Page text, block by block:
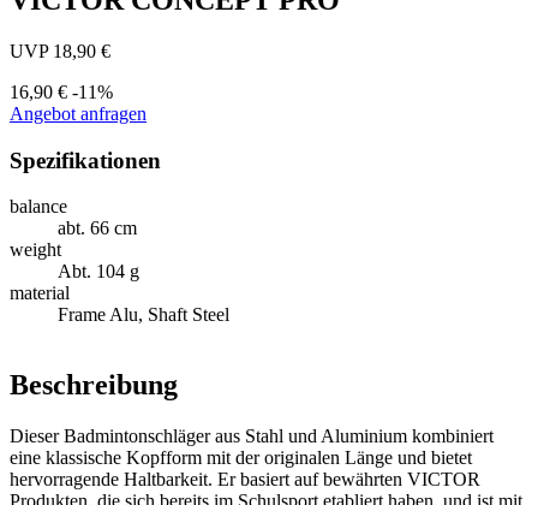
UVP 18,90 €
16,90 € -11%
Angebot anfragen
Spezifikationen
balance
abt. 66 cm
weight
Abt. 104 g
material
Frame Alu, Shaft Steel
Beschreibung
Dieser Badmintonschläger aus Stahl und Aluminium kombiniert
eine klassische Kopfform mit der originalen Länge und bietet
hervorragende Haltbarkeit. Er basiert auf bewährten VICTOR
Produkten, die sich bereits im Schulsport etabliert haben, und ist mit